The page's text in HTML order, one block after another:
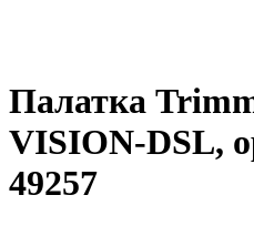
Палатка
VISION-DSL,
49257